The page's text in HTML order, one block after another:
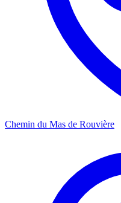
Chemin du Mas de Rouvière